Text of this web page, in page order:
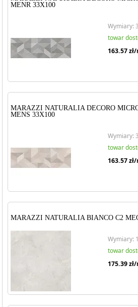
MENR 33X100
Wymiary:
towar
163.57
MARAZZI NATURALIA DECORO
MENS 33X100
Wymiary:
towar
163.57
MARAZZI NATURALIA BIANCO C2
Wymiary:
towar
175.39